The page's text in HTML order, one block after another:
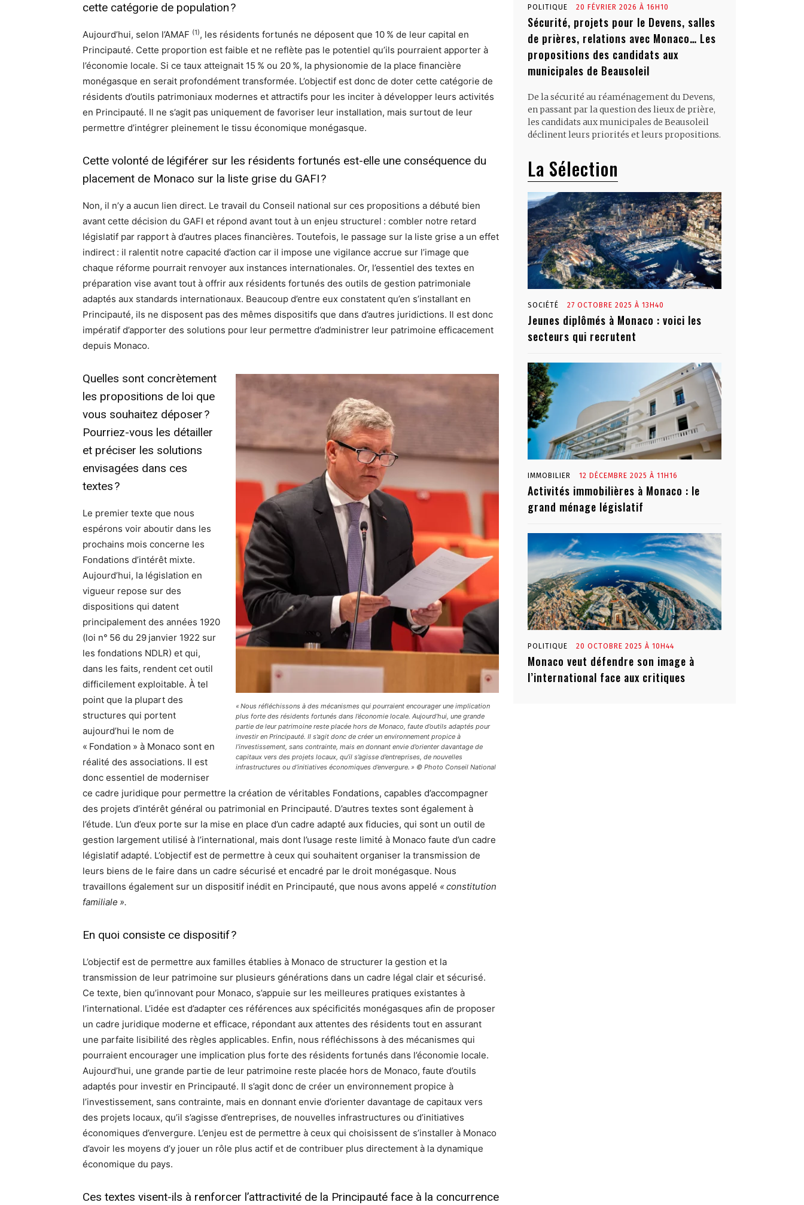
cette catégorie de population ?
Aujourd’hui, selon l’AMAF (1), les résidents fortunés ne déposent que 10 % de leur capital en
Principauté. Cette proportion est faible et ne reflète pas le potentiel qu’ils pourraient apporter à
l’économie locale. Si ce taux atteignait 15 % ou 20 %, la physionomie de la place financière
monégasque en serait profondément transformée. L’objectif est donc de doter cette catégorie de
résidents d’outils patrimoniaux modernes et attractifs pour les inciter à développer leurs activités
en Principauté. Il ne s’agit pas uniquement de favoriser leur installation, mais surtout de leur
permettre d’intégrer pleinement le tissu économique monégasque.
Cette volonté de légiférer sur les résidents fortunés est-elle une conséquence du
placement de Monaco sur la liste grise du GAFI ?
Non, il n’y a aucun lien direct. Le travail du Conseil national sur ces propositions a débuté bien
avant cette décision du GAFI et répond avant tout à un enjeu structurel : combler notre retard
législatif par rapport à d’autres places financières. Toutefois, le passage sur la liste grise a un effet
indirect : il ralentit notre capacité d’action car il impose une vigilance accrue sur l’image que
chaque réforme pourrait renvoyer aux instances internationales. Or, l’essentiel des textes en
préparation vise avant tout à offrir aux résidents fortunés des outils de gestion patrimoniale
adaptés aux standards internationaux. Beaucoup d’entre eux constatent qu’en s’installant en
Principauté, ils ne disposent pas des mêmes dispositifs que dans d’autres juridictions. Il est donc
impératif d’apporter des solutions pour leur permettre d’administrer leur patrimoine efficacement
depuis Monaco.
« Nous réfléchissons à des mécanismes qui pourraient encourager une implication
plus forte des résidents fortunés dans l’économie locale. Aujourd’hui, une grande
partie de leur patrimoine reste placée hors de Monaco, faute d’outils adaptés pour
investir en Principauté. Il s’agit donc de créer un environnement propice à
l’investissement, sans contrainte, mais en donnant envie d’orienter davantage de
capitaux vers des projets locaux, qu’il s’agisse d’entreprises, de nouvelles
infrastructures ou d’initiatives économiques d’envergure. » © Photo Conseil National
Quelles sont concrètement
les propositions de loi que
vous souhaitez déposer ?
Pourriez-vous les détailler
et préciser les solutions
envisagées dans ces
textes ?
Le premier texte que nous
espérons voir aboutir dans les
prochains mois concerne les
Fondations d’intérêt mixte.
Aujourd’hui, la législation en
vigueur repose sur des
dispositions qui datent
principalement des années 1920
(loi n° 56 du 29 janvier 1922 sur
les fondations NDLR) et qui,
dans les faits, rendent cet outil
difficilement exploitable. À tel
point que la plupart des
structures qui portent
aujourd’hui le nom de
« Fondation » à Monaco sont en
réalité des associations. Il est
donc essentiel de moderniser
ce cadre juridique pour permettre la création de véritables Fondations, capables d’accompagner
des projets d’intérêt général ou patrimonial en Principauté. D’autres textes sont également à
l’étude. L’un d’eux porte sur la mise en place d’un cadre adapté aux fiducies, qui sont un outil de
gestion largement utilisé à l’international, mais dont l’usage reste limité à Monaco faute d’un cadre
législatif adapté. L’objectif est de permettre à ceux qui souhaitent organiser la transmission de
leurs biens de le faire dans un cadre sécurisé et encadré par le droit monégasque. Nous
travaillons également sur un dispositif inédit en Principauté, que nous avons appelé « constitution
familiale ».
En quoi consiste ce dispositif ?
L’objectif est de permettre aux familles établies à Monaco de structurer la gestion et la
transmission de leur patrimoine sur plusieurs générations dans un cadre légal clair et sécurisé.
Ce texte, bien qu’innovant pour Monaco, s’appuie sur les meilleures pratiques existantes à
l’international. L’idée est d’adapter ces références aux spécificités monégasques afin de proposer
un cadre juridique moderne et efficace, répondant aux attentes des résidents tout en assurant
une parfaite lisibilité des règles applicables. Enfin, nous réfléchissons à des mécanismes qui
pourraient encourager une implication plus forte des résidents fortunés dans l’économie locale.
Aujourd’hui, une grande partie de leur patrimoine reste placée hors de Monaco, faute d’outils
adaptés pour investir en Principauté. Il s’agit donc de créer un environnement propice à
l’investissement, sans contrainte, mais en donnant envie d’orienter davantage de capitaux vers
des projets locaux, qu’il s’agisse d’entreprises, de nouvelles infrastructures ou d’initiatives
économiques d’envergure. L’enjeu est de permettre à ceux qui choisissent de s’installer à Monaco
d’avoir les moyens d’y jouer un rôle plus actif et de contribuer plus directement à la dynamique
économique du pays.
Ces textes visent-ils à renforcer l’attractivité de la Principauté face à la concurrence
POLITIQUE 20 FÉVRIER 2026 À 16H10
Sécurité, projets pour le Devens, salles
de prières, relations avec Monaco… Les
propositions des candidats aux
municipales de Beausoleil
De la sécurité au réaménagement du Devens,
en passant par la question des lieux de prière,
les candidats aux municipales de Beausoleil
déclinent leurs priorités et leurs propositions.
La Sélection
SOCIÉTÉ 27 OCTOBRE 2025 À 13H40
Jeunes diplômés à Monaco : voici les
secteurs qui recrutent
IMMOBILIER 12 DÉCEMBRE 2025 À 11H16
Activités immobilières à Monaco : le
grand ménage législatif
POLITIQUE 20 OCTOBRE 2025 À 10H44
Monaco veut défendre son image à
l’international face aux critiques